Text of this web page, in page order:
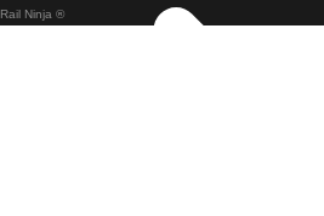
Pociąg Madryt -
Rail Ninja ®